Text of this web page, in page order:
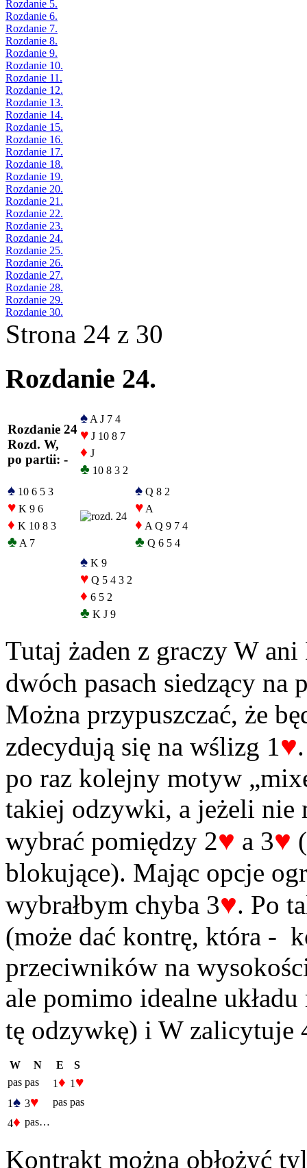
Rozdanie 5.
Rozdanie 6.
Rozdanie 7.
Rozdanie 8.
Rozdanie 9.
Rozdanie 10.
Rozdanie 11.
Rozdanie 12.
Rozdanie 13.
Rozdanie 14.
Rozdanie 15.
Rozdanie 16.
Rozdanie 17.
Rozdanie 18.
Rozdanie 19.
Rozdanie 20.
Rozdanie 21.
Rozdanie 22.
Rozdanie 23.
Rozdanie 24.
Rozdanie 25.
Rozdanie 26.
Rozdanie 27.
Rozdanie 28.
Rozdanie 29.
Rozdanie 30.
Strona 24 z 30
Rozdanie 24.
Rozdanie 24
Rozd. W,
po partii: -
♠ A J 7 4
♥ J 10 8 7
♦ J
♣ 10 8 3 2
♠ 10 6 5 3
♥ K 9 6
♦ K 10 8 3
♣ A 7
♠ Q 8 2
♥ A
♦ A Q 9 7 4
♣ Q 6 5 4
♠ K 9
♥ Q 5 4 3 2
♦ 6 5 2
♣ K J 9
Tutaj żaden z graczy W
dwóch pasach siedzący na
Można przypuszczać, że
zdecydują się na wślizg 1♥
po raz kolejny motyw
takiej odzywki, a jeżeli nie
wybrać pomiędzy 2♥ a 3♥
blokujące). Mając opcje
wybrałbym chyba 3♥. Po
(może dać kontrę, która -
przeciwników na
ale pomimo idealne
tę odzywkę) i W zalicytuje
W N E
S
pas pas 1♦ 1 ♥
1♠ 3♥ pas pas
4♦ pas…
Kontrakt można obłożyć